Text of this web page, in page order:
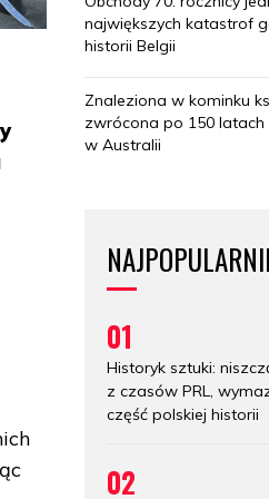
największych katastrof
historii Belgii
Znaleziona w kominku
zwrócona po 150 latach
w Australii
01
Historyk sztuki:
z czasów PRL,
część polskiej historii
02